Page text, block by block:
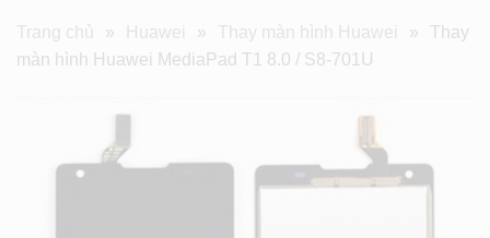
Trang chủ » Huawei » Thay màn hình Huawei »
Thay
màn hình Huawei MediaPad T1 8.0 / S8-701U